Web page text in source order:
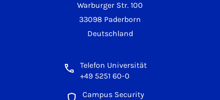
Warburger Str. 100
33098 Paderborn
Deutschland
Telefon Universität
+49 5251 60-0
Campus Security